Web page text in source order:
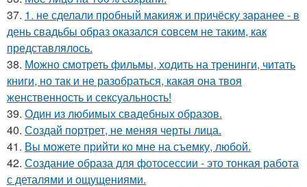
37. 1. не сделали пробный макияж и причёску заранее - в
день свадьбы образ оказался совсем не таким, как
представлялось.
38. Можно смотреть фильмы, ходить на тренинги, читать
книги, но так и не разобраться, какая она твоя
женственность и сексуальность!
39. Один из любимых свадебных образов.
40. Создай портрет, не меняя черты лица.
41. Вы можете прийти ко мне на съемку, любой.
42. Создание образа для фотосессии - это тонкая работа
с деталями и ощущениями.